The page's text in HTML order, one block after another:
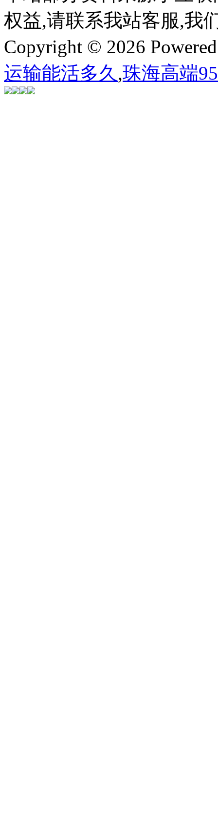
权益,请联系我站客服,我
Copyright © 2026
运输能活多久 ,珠海高端